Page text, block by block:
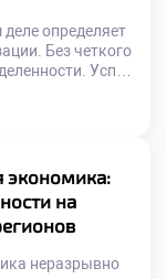
определяет
Без четкого
Успех
Рыночные
формирует
учатся
экономика:
на
неразрывно